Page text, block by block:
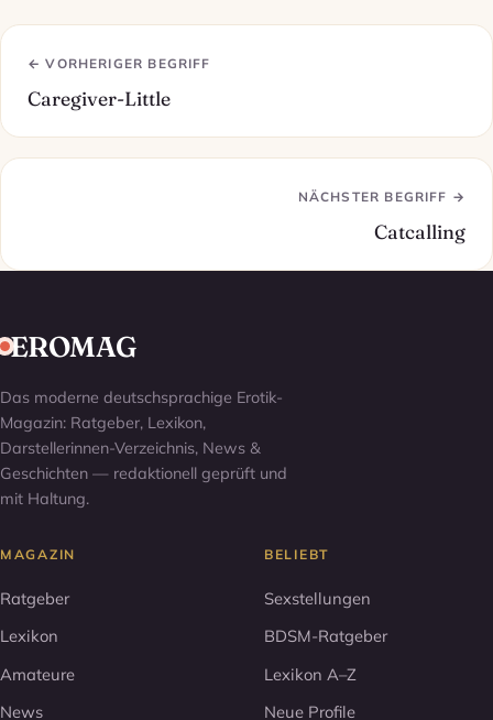
← VORHERIGER BEGRIFF
Caregiver-Little
NÄCHSTER BEGRIFF →
Catcalling
EROMAG
Das moderne deutschsprachige Erotik-
Magazin: Ratgeber, Lexikon,
Darstellerinnen-Verzeichnis, News &
Geschichten — redaktionell geprüft und
mit Haltung.
MAGAZIN
Ratgeber
Lexikon
Amateure
News
BELIEBT
Sexstellungen
BDSM-Ratgeber
Lexikon A–Z
Neue Profile